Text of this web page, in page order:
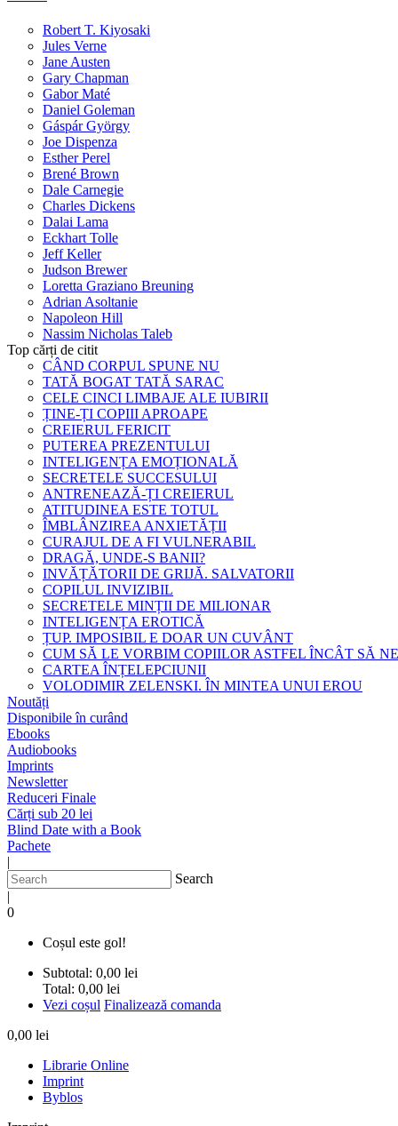
Robert T. Kiyosaki
Jules Verne
Jane Austen
Gary Chapman
Gabor Maté
Daniel Goleman
Gáspár György
Joe Dispenza
Esther Perel
Brené Brown
Dale Carnegie
Charles Dickens
Dalai Lama
Eckhart Tolle
Jeff Keller
Judson Brewer
Loretta Graziano Breuning
Adrian Asoltanie
Napoleon Hill
Nassim Nicholas Taleb
Top cărți de citit
CÂND CORPUL SPUNE NU
TATĂ BOGAT TATĂ SARAC
CELE CINCI LIMBAJE ALE IUBIRII
ȚINE-ȚI COPIII APROAPE
CREIERUL FERICIT
PUTEREA PREZENTULUI
INTELIGENȚA EMOȚIONALĂ
SECRETELE SUCCESULUI
ANTRENEAZĂ-ȚI CREIERUL
ATITUDINEA ESTE TOTUL
ÎMBLÂNZIREA ANXIETĂȚII
CURAJUL DE A FI VULNERABIL
DRAGĂ, UNDE-S BANII?
INVĂȚĂTORII DE GRIJĂ. SALVATORII
COPILUL INVIZIBIL
SECRETELE MINȚII DE MILIONAR
INTELIGENȚA EROTICĂ
ȚUP. IMPOSIBIL E DOAR UN CUVÂNT
CUM SĂ LE VORBIM COPIILOR ASTFEL ÎNCÂT SĂ
CARTEA ÎNȚELEPCIUNII
VOLODIMIR ZELENSKI. ÎN MINTEA UNUI EROU
Noutăți
Disponibile în curând
Ebooks
Audiobooks
Imprints
Newsletter
Reduceri Finale
Cărți sub 20 lei
Blind Date with a Book
Pachete
|
Search
|
0
Coșul este gol!
Subtotal: 0,00 lei
Total: 0,00 lei
Vezi coșul Finalizează comanda
0,00 lei
Librarie Online
Imprint
Byblos